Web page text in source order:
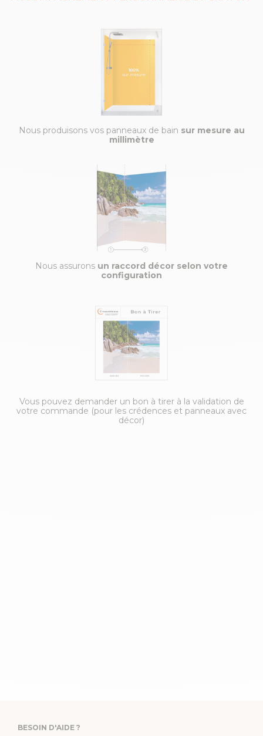
Nous produisons vos panneaux de bain sur mesure au
millimètre
Nous assurons un raccord décor selon votre
configuration
Vous pouvez demander un bon à tirer à la validation de
votre commande (pour les crédences et panneaux avec
décor)
BESOIN D'AIDE ?